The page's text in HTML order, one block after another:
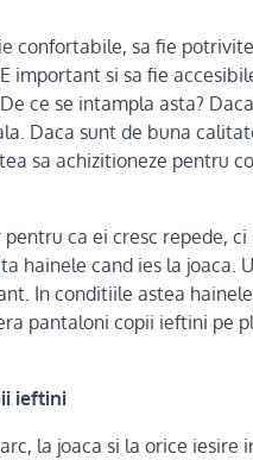
confortabile, sa fie
important si sa fie
ce se intampla asta?
Daca sunt de buna
sa achizitioneze pentru
ca ei cresc repede, ci
hainele cand ies la joaca.
In conditiile astea
pantaloni copii ieftini pe
ieftini
la joaca si la orice iesire